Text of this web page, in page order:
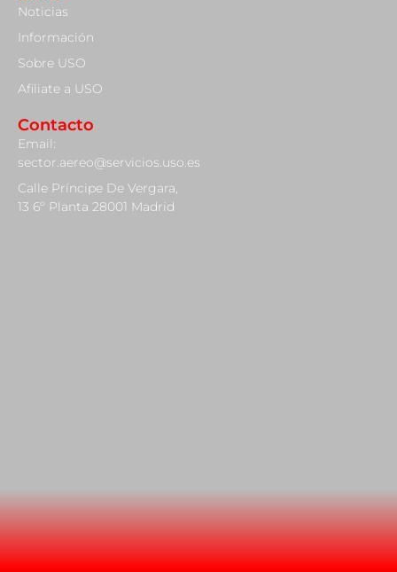
Noticias
Información
Sobre USO
Afiliate a USO
Contacto
Email:
sector.aereo@servicios.uso.es
Calle Príncipe De Vergara,
13 6º Planta 28001 Madrid